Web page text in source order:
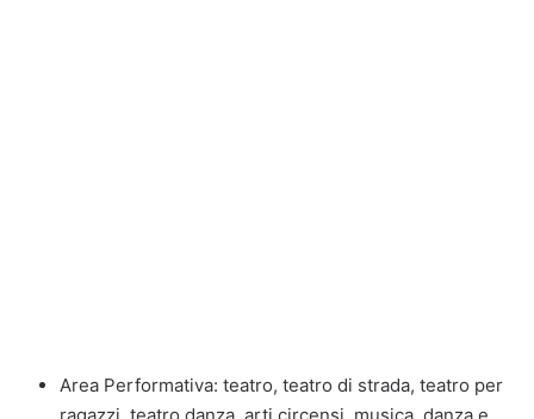
Area Performativa: teatro, teatro di strada, teatro per